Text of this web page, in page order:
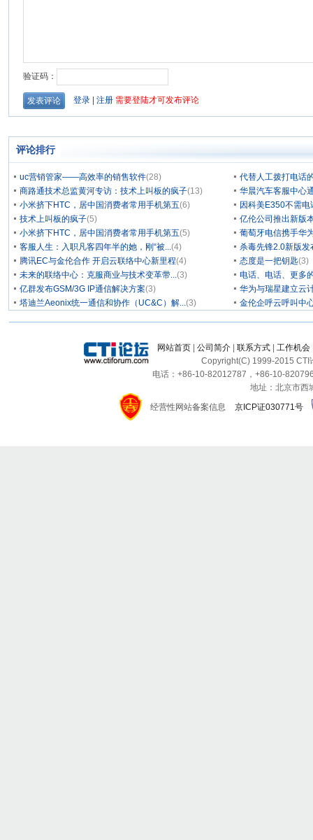
评论排行
uc营销管家——高效率的销售软件(28)
代替人工拨打电话
商路通技术总监黄河专访：技术上叫板的疯子(13)
华晨汽车客服中心
小米挤下HTC，居中国消费者常用手机第五(6)
因科美E350不需
技术上叫板的疯子(5)
亿伦公司推出新版
小米挤下HTC，居中国消费者常用手机第五(5)
葡萄牙电信携手华
客服人生：入职凡客四年半的她，刚“被...(4)
杀毒先锋2.0新版发
腾讯EC与金伦合作 开启云联络中心新里程(4) 态度是一把钥匙(3)
未来的联络中心：克服商业与技术变革带...(3)
电话、电话、更多
亿群发布GSM/3G IP通信解决方案(3)
华为与瑞星建立云
塔迪兰Aeonix统一通信和协作（UC&C）解...(3) 金伦企呼云呼叫中
网站首页 公司简介 联系方式 工作机会
Copyright(C) 1999-2015 CTI
电话：+86-10-82012787，+86-10-
地址：北京市西
经营性网站备案信息
京ICP证030771号